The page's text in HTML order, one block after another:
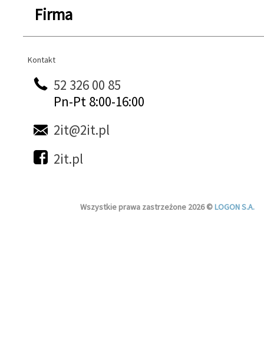
Firma
Kontakt
Kontakt
52 326 00 85
Pn-Pt 8:00-16:00
2it@2it.pl
2it.pl
Wszystkie prawa zastrzeżone 2026 ©LOGON S.A.